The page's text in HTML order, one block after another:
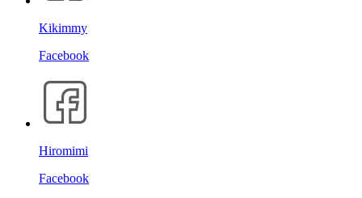
Kikimmy
Facebook
Hiromimi
Facebook